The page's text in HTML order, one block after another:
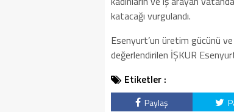
katacağı vurgulandı.
Esenyurt’un üretim gücünü
değerlendirilen İŞKUR
Etiketler :
Paylaş